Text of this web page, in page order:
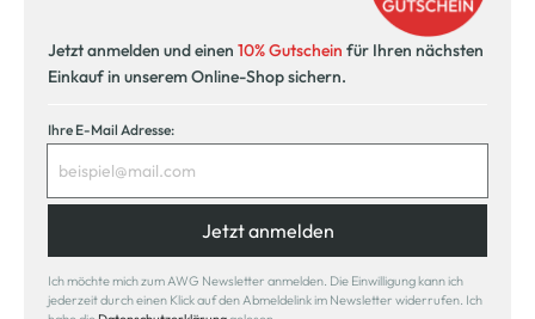
Jetzt anmelden und einen 10% Gutschein für Ihren nächsten
Einkauf in unserem Online-Shop sichern.
Ihre E-Mail Adresse:
Jetzt anmelden
Ich möchte mich zum AWG Newsletter anmelden. Die Einwilligung kann ich
jederzeit durch einen Klick auf den Abmeldelink im Newsletter widerrufen. Ich